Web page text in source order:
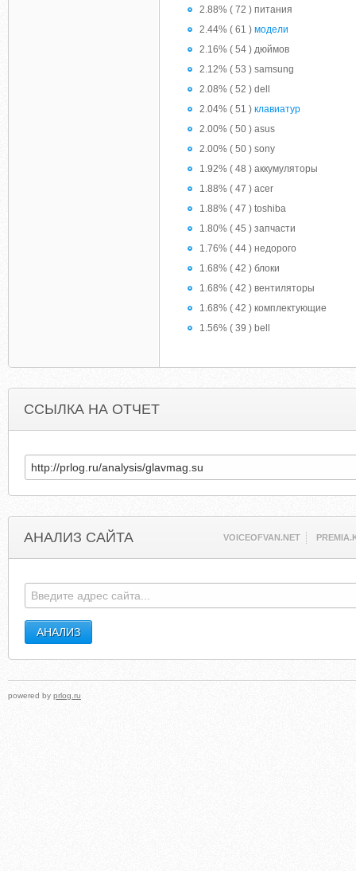
2.88% ( 72 ) питания
2.44% ( 61 ) модели
2.16% ( 54 ) дюймов
2.12% ( 53 ) samsung
2.08% ( 52 ) dell
2.04% ( 51 ) клавиатур
2.00% ( 50 ) asus
2.00% ( 50 ) sony
1.92% ( 48 ) аккумуляторы
1.88% ( 47 ) acer
1.88% ( 47 ) toshiba
1.80% ( 45 ) запчасти
1.76% ( 44 ) недорого
1.68% ( 42 ) блоки
1.68% ( 42 ) вентиляторы
1.68% ( 42 ) комплектующие
1.56% ( 39 ) bell
ССЫЛКА НА ОТЧЕТ
АНАЛИЗ САЙТА VOICEOFVAN.NET
powered by prlog.ru